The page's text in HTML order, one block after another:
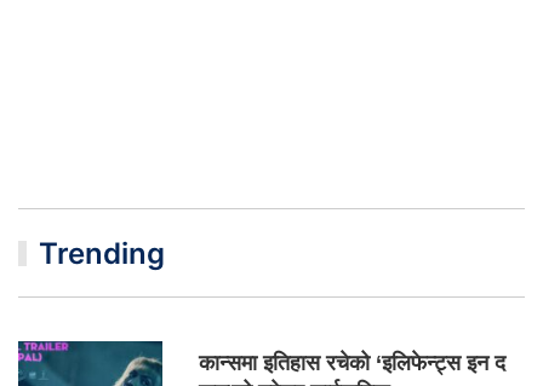
Trending
कान्समा इतिहास रचेको ‘इलिफेन्ट्स इन द